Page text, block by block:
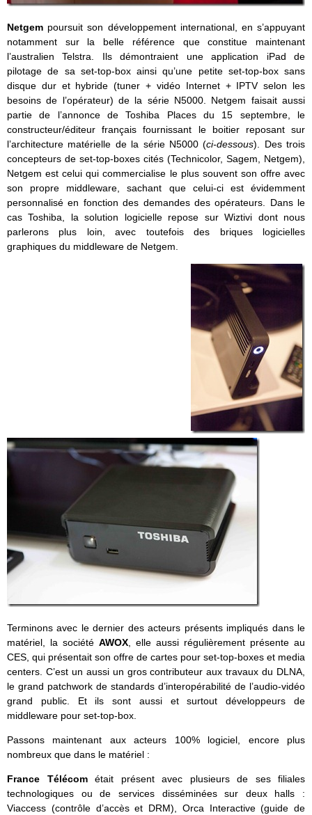
Netgem poursuit son développement international, en s’appuyant
notamment sur la belle référence que constitue maintenant
l’australien Telstra. Ils démontraient une application iPad de
pilotage de sa set-top-box ainsi qu’une petite set-top-box sans
disque dur et hybride (tuner + vidéo Internet + IPTV selon les
besoins de l’opérateur) de la série N5000. Netgem faisait aussi
partie de l’annonce de Toshiba Places du 15 septembre, le
constructeur/éditeur français fournissant le boitier reposant sur
l’architecture matérielle de la série N5000 (ci-dessous). Des trois
concepteurs de set-top-boxes cités (Technicolor, Sagem, Netgem),
Netgem est celui qui commercialise le plus souvent son offre avec
son propre middleware, sachant que celui-ci est évidemment
personnalisé en fonction des demandes des opérateurs. Dans le
cas Toshiba, la solution logicielle repose sur Wiztivi dont nous
parlerons plus loin, avec toutefois des briques logicielles
graphiques du middleware de Netgem.
Terminons avec le dernier des acteurs présents impliqués dans le
matériel, la société AWOX , elle aussi régulièrement présente au
CES, qui présentait son offre de cartes pour set-top-boxes et media
centers. C’est un aussi un gros contributeur aux travaux du DLNA,
le grand patchwork de standards d’interopérabilité de l’audio-vidéo
grand public. Et ils sont aussi et surtout développeurs de
middleware pour set-top-box.
Passons maintenant aux acteurs 100% logiciel, encore plus
nombreux que dans le matériel :
France Télécométait présent avec plusieurs de ses filiales
technologiques ou de services disséminées sur deux halls :
Viaccess (contrôle d’accès et DRM), Orca Interactive (guide de